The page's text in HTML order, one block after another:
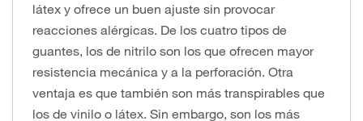
látex y ofrece un buen ajuste sin provocar
reacciones alérgicas. De los cuatro tipos de
guantes, los de nitrilo son los que ofrecen mayor
resistencia mecánica y a la perforación. Otra
ventaja es que también son más transpirables que
los de vinilo o látex. Sin embargo, son los más